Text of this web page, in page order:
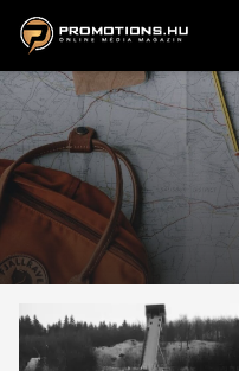
ZENE, FILM & KULT